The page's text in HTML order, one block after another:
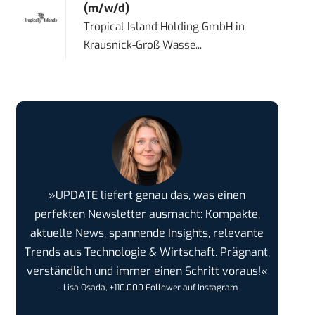
(m/w/d)
Tropical Island Holding GmbH in
Krausnick-Groß Wasse...
»UPDATE liefert genau das, was einen
perfekten Newsletter ausmacht: Kompakte,
aktuelle News, spannende Insights, relevante
Trends aus Technologie & Wirtschaft. Prägnant,
verständlich und immer einen Schritt voraus!«
– Lisa Osada, +110.000 Follower auf Instagram